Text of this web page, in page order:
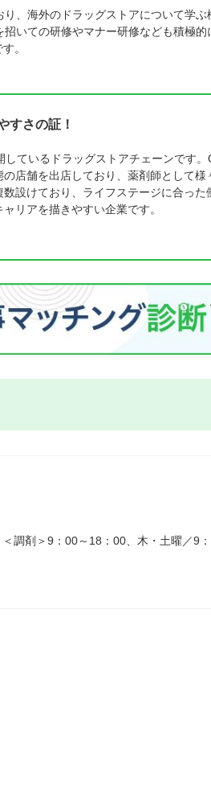
、海外のドラッグストアについて学ぶ
いての研修やマナー研修なども積極的
。
すさの証！
ているドラッグストアチェーンです。
店舗を出店しており、薬剤師として様
設けており、ライフステージに合った
リアを描きやすい企業です。
調剤＞9：00～18：00、木・土曜／9